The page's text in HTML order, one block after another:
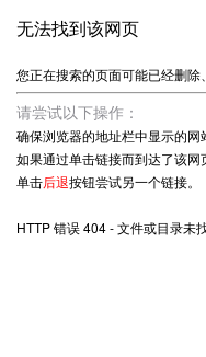
无法找到该网页
您正在搜索的页面可能已经删除
请尝试以下操作：
确保浏览器的地址栏中显示的网
如果通过单击链接而到达了该
单击后退按钮尝试另一个链接。
HTTP 错误 404 - 文件或目录未找